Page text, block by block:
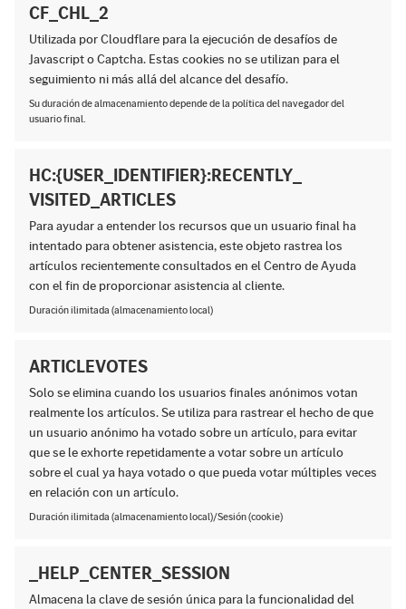
CF_CHL_2
Utilizada por Cloudflare para la ejecución de desafíos de
Javascript o Captcha. Estas cookies no se utilizan para el
seguimiento ni más allá del alcance del desafío.
Su duración de almacenamiento depende de la política del navegador del
usuario final.
HC:{USER_IDENTIFIER}:RECENTLY_
VISITED_ARTICLES
Para ayudar a entender los recursos que un usuario final ha
intentado para obtener asistencia, este objeto rastrea los
artículos recientemente consultados en el Centro de Ayuda
con el fin de proporcionar asistencia al cliente.
Duración ilimitada (almacenamiento local)
ARTICLEVOTES
Solo se elimina cuando los usuarios finales anónimos votan
realmente los artículos. Se utiliza para rastrear el hecho de que
un usuario anónimo ha votado sobre un artículo, para evitar
que se le exhorte repetidamente a votar sobre un artículo
sobre el cual ya haya votado o que pueda votar múltiples veces
en relación con un artículo.
Duración ilimitada (almacenamiento local)/Sesión (cookie)
_HELP_CENTER_SESSION
Almacena la clave de sesión única para la funcionalidad del